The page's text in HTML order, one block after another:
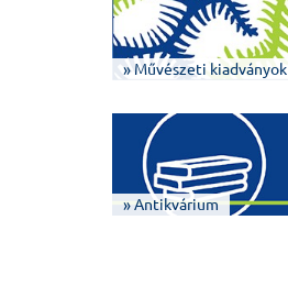
» Művészeti kiadványok
» Antikvárium